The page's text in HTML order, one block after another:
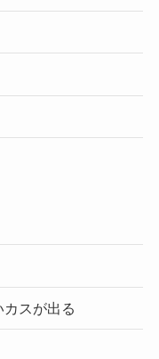
スが出る